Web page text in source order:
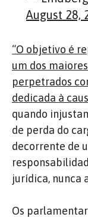
August 28,
“O objetivo é
um dos
perpetrados
dedicada à
quando
de perda do
decorrente de
jurídica, nunca
Os